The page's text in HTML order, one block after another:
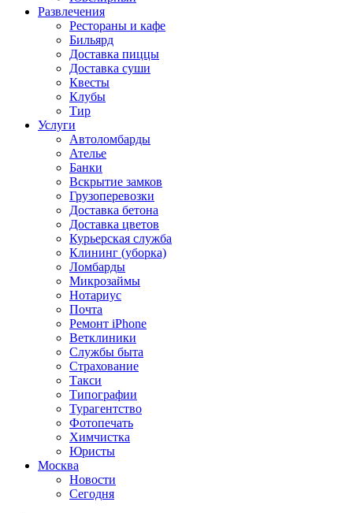
Развлечения
Рестораны и кафе
Бильярд
Доставка пиццы
Доставка суши
Квесты
Клубы
Тир
Услуги
Автоломбарды
Ателье
Банки
Вскрытие замков
Грузоперевозки
Доставка бетона
Доставка цветов
Курьерская служба
Клининг (уборка)
Ломбарды
Микрозаймы
Нотариус
Почта
Ремонт iPhone
Ветклиники
Службы быта
Страхование
Такси
Типографии
Турагентство
Фотопечать
Химчистка
Юристы
Москва
Новости
Сегодня